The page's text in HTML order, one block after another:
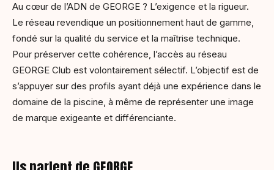
Au cœur de l’ADN de GEORGE ? L’exigence et la rigueur.
Le réseau revendique un positionnement haut de gamme,
fondé sur la qualité du service et la maîtrise technique.
Pour préserver cette cohérence, l’accès au réseau
GEORGE Club est volontairement sélectif. L’objectif est de
s’appuyer sur des profils ayant déjà une expérience dans le
domaine de la piscine, à même de représenter une image
de marque exigeante et différenciante.